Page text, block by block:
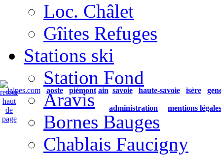
ialpes.com aoste piémont ain savoie haute-savoie isère
administration mentions légales
Loc. Châlet
Gîites Refuges
Stations ski
Station Fond
Aravis
Bornes Bauges
Chablais Faucigny